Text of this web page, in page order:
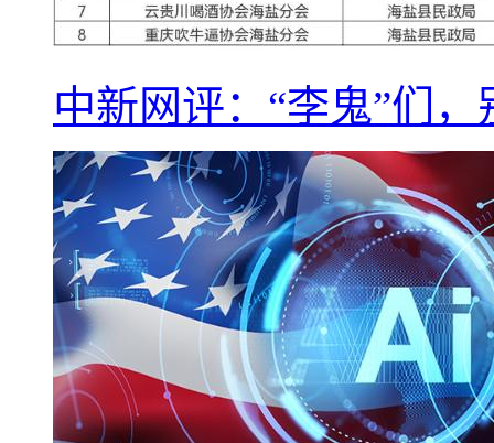
中新网评：“李鬼”们